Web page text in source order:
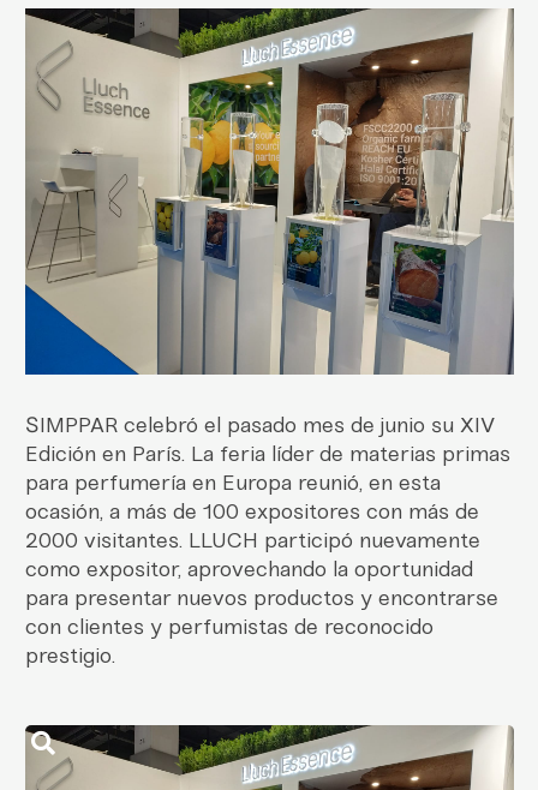
SIMPPAR celebró el pasado mes de junio su XIV
Edición en París. La feria líder de materias primas
para perfumería en Europa reunió, en esta
ocasión, a más de 100 ex­positores con más de
2000 visitantes. LLUCH participó nuevamente
como expositor, aprovechando la oportuni­dad
para presentar nuevos productos y encontrarse
con clientes y perfumistas de reconocido
prestigio.